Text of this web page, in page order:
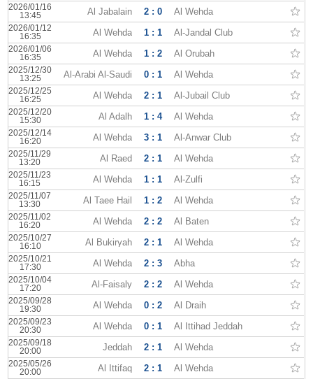
2026/01/16
13:45
Al Jabalain 2 : 0 Al Wehda
2026/01/12
16:35
Al Wehda 1 : 1 Al-Jandal Club
2026/01/06
16:35
Al Wehda 1 : 2 Al Orubah
2025/12/30
13:25
Al-Arabi Al-Saudi 0 : 1 Al Wehda
2025/12/25
16:25
Al Wehda 2 : 1 Al-Jubail Club
2025/12/20
15:30
Al Adalh 1 : 4 Al Wehda
2025/12/14
16:20
Al Wehda 3 : 1 Al-Anwar Club
2025/11/29
13:20
Al Raed 2 : 1 Al Wehda
2025/11/23
16:15
Al Wehda 1 : 1 Al-Zulfi
2025/11/07
13:30
Al Taee Hail 1 : 2 Al Wehda
2025/11/02
16:20
Al Wehda 2 : 2 Al Baten
2025/10/27
16:10
Al Bukiryah 2 : 1 Al Wehda
2025/10/21
17:30
Al Wehda 2 : 3 Abha
2025/10/04
17:20
Al-Faisaly 2 : 2 Al Wehda
2025/09/28
19:30
Al Wehda 0 : 2 Al Draih
2025/09/23
20:30
Al Wehda 0 : 1 Al Ittihad Jeddah
2025/09/18
20:00
Jeddah 2 : 1 Al Wehda
2025/05/26
20:00
Al Ittifaq 2 : 1 Al Wehda